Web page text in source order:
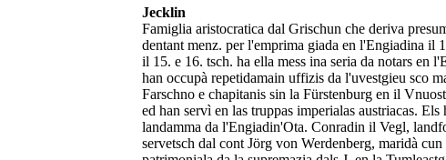
Jecklin
Famiglia aristocratica dal Grischun che deriva
dentant menz. per l'emprima giada en l'Engiadina il
il 15. e 16. tsch. ha ella mess ina seria da notars en
han occupà repetidamain uffizis da l'uvestgieu sco
Farschno e chapitanis sin la Fürstenburg en il
ed han servì en las truppas imperialas austriacas.
landamma da l'Engiadin'Ota. Conradin il Vegl,
servetsch dal cont Jörg von Werdenberg, maridà